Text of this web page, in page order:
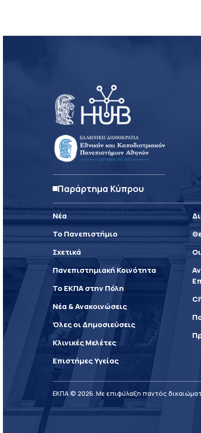
Παράρτημα Κύπρου
Νέα
Το Πανεπιστήμιο
Σχετικά
Πανεπιστημιακή Κοινότητα
Το ΕΚΠΑ στην Πόλη
Νέα & Ανακοινώσεις
Όλες οι Δημοσιεύσεις
Κλινικές Μελέτες
Επιστήμες Υγείας
ΕΚΠΑ © 2026. Με επιφύλαξη παντός